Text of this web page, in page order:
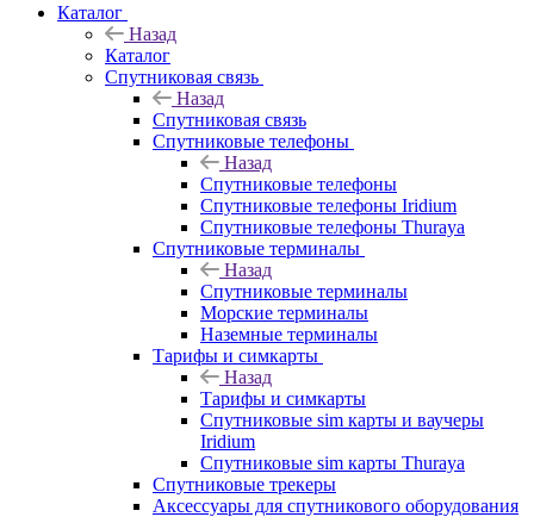
Каталог
Назад
Каталог
Спутниковая связь
Назад
Спутниковая связь
Спутниковые телефоны
Назад
Спутниковые телефоны
Спутниковые телефоны Iridium
Спутниковые телефоны Thuraya
Спутниковые терминалы
Назад
Спутниковые терминалы
Морские терминалы
Наземные терминалы
Тарифы и симкарты
Назад
Тарифы и симкарты
Спутниковые sim карты и ваучеры
Iridium
Спутниковые sim карты Thuraya
Спутниковые трекеры
Аксессуары для спутникового оборудования